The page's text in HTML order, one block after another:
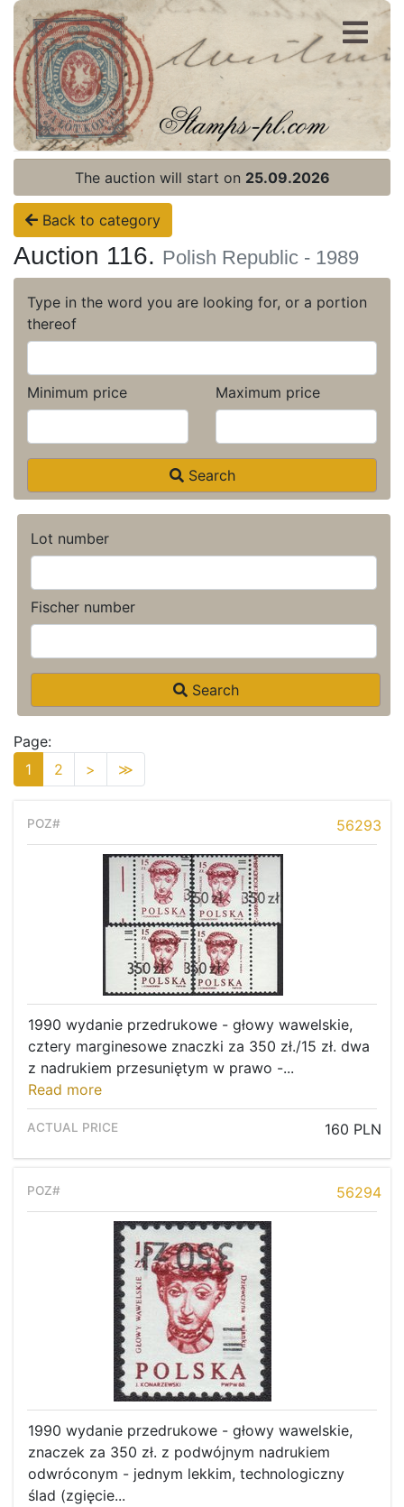
Register
Login
The auction will start on 25.09.2026
Back to category
Auction 116. Polish Republic - 1989
Type in the word you are looking for, or a portion
thereof
Minimum price Maximum price
Search
Lot number
Fischer number
Search
Page:
1
2 > ≫
56293
1990 wydanie przedrukowe - głowy wawelskie,
cztery marginesowe znaczki za 350 zł./15 zł. dwa
z nadrukiem przesuniętym w prawo -...
Read more
160 PLN
56294
1990 wydanie przedrukowe - głowy wawelskie,
znaczek za 350 zł. z podwójnym nadrukiem
odwróconym - jednym lekkim, technologiczny
ślad (zgięcie...